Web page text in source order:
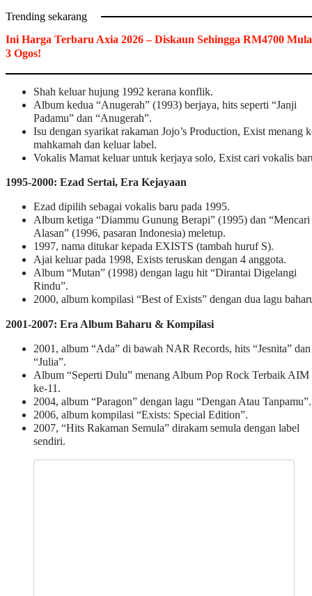
Trending sekarang
Ini Harga Terbaru Axia 2026 – Diskaun Sehingga RM4700
3 Ogos!
Shah keluar hujung 1992 kerana konflik.
Album kedua “Anugerah” (1993) berjaya, hits seperti “Janji
Padamu” dan “Anugerah”.
Isu dengan syarikat rakaman Jojo’s Production, Exist menang
mahkamah dan keluar label.
Vokalis Mamat keluar untuk kerjaya solo, Exist cari vokalis
1995-2000: Ezad Sertai, Era Kejayaan
Ezad dipilih sebagai vokalis baru pada 1995.
Album ketiga “Diammu Gunung Berapi” (1995) dan “Mencari
Alasan” (1996, pasaran Indonesia) meletup.
1997, nama ditukar kepada EXISTS (tambah huruf S).
Ajai keluar pada 1998, Exists teruskan dengan 4 anggota.
Album “Mutan” (1998) dengan lagu hit “Dirantai Digelangi
Rindu”.
2000, album kompilasi “Best of Exists” dengan dua lagu
2001-2007: Era Album Baharu & Kompilasi
2001, album “Ada” di bawah NAR Records, hits “Jesnita” dan
“Julia”.
Album “Seperti Dulu” menang Album Pop Rock Terbaik AIM
ke-11.
2004, album “Paragon” dengan lagu “Dengan Atau Tanpamu”.
2006, album kompilasi “Exists: Special Edition”.
2007, “Hits Rakaman Semula” dirakam semula dengan label
sendiri.